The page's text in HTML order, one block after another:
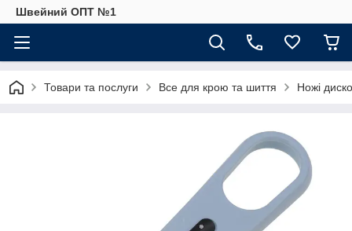
Швейний ОПТ №1
Товари та послуги Все для крою та шиття Ножі